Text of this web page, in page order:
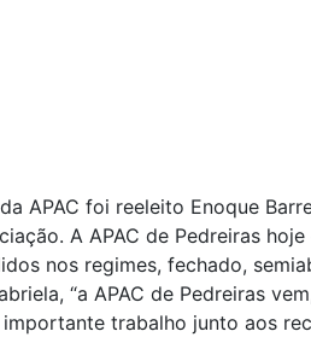
APAC foi reeleito Enoque
A APAC de Pedreiras
nos regimes, fechado,
“a APAC de Pedreiras
trabalho junto aos